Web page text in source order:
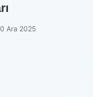
Ara 2025